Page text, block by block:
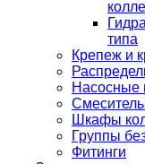
типа
Крепеж и
Насосные
Шкафы
Группы
Фитинги